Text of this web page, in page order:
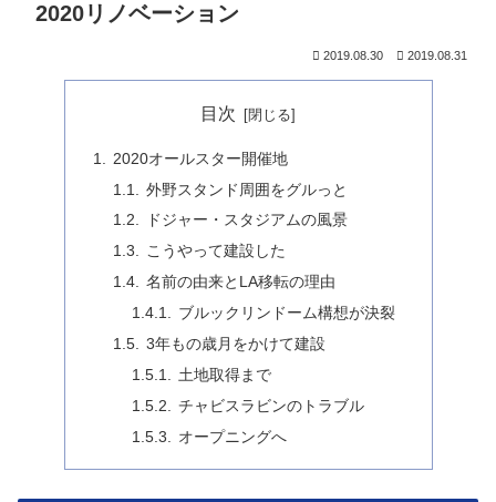
2020リノベーション
2019.08.30 2019.08.31
目次
2020オールスター開催地
外野スタンド周囲をグルっと
ドジャー・スタジアムの風景
こうやって建設した
名前の由来とLA移転の理由
ブルックリンドーム構想が決裂
3年もの歳月をかけて建設
土地取得まで
チャビスラビンのトラブル
オープニングへ